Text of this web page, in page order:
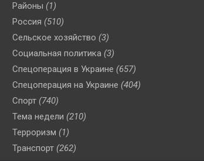
Районы (1)
Россия (510)
Сельское хозяйство (3)
Социальная политика (3)
Спецоперация в Украине (657)
Спецоперация на Украине (404)
Спорт (740)
Тема недели (210)
Терроризм (1)
Транспорт (262)